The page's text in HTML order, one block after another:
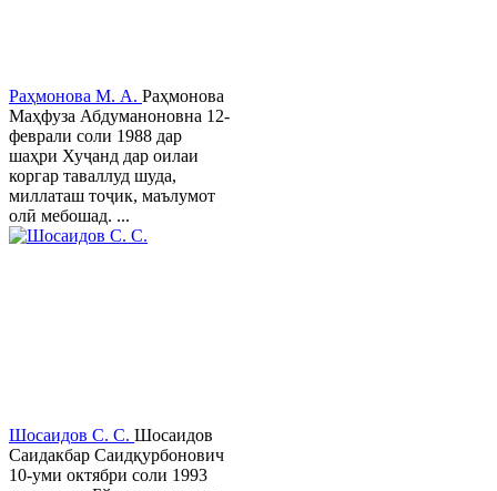
Раҳмонова М. А. Раҳмонова
Маҳфуза Абдуманоновна 12-
феврали соли 1988 дар
шаҳри Хуҷанд дар оилаи
коргар таваллуд шуда,
миллаташ тоҷик, маълумот
олӣ мебошад. ...
Шосаидов С. С. Шосаидов
Саидакбар Саидқурбонович
10-уми октябри соли 1993